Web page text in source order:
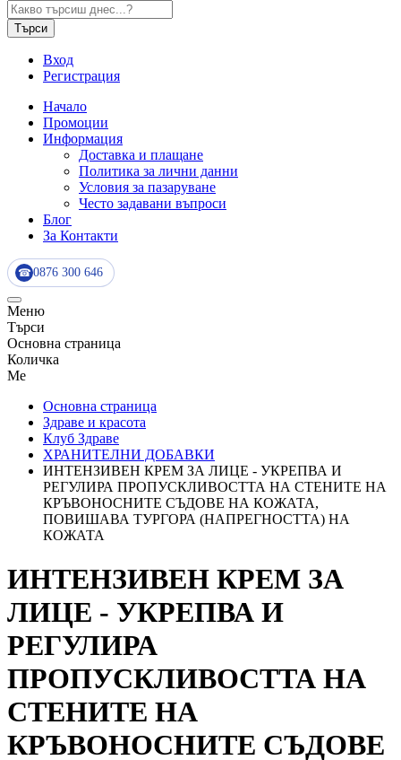
Търси
Вход
Регистрация
Начало
Промоции
Информация
Доставка и плащане
Политика за лични данни
Условия за пазаруване
Често задавани въпроси
Блог
За Контакти
☎ 0876 300 646
Меню
Търси
Основна страница
Количка
Me
Основна страница
Здраве и красота
Клуб Здраве
ХРАНИТЕЛНИ ДОБАВКИ
ИНТЕНЗИВЕН КРЕМ ЗА ЛИЦЕ - УКРЕПВА И
РЕГУЛИРА ПРОПУСКЛИВОСТТА НА СТЕНИТЕ НА
КРЪВОНОСНИТЕ СЪДОВЕ НА КОЖАТА,
ПОВИШАВА ТУРГОРА (НАПРЕГНОСТТА) НА
КОЖАТА
ИНТЕНЗИВЕН КРЕМ ЗА
ЛИЦЕ - УКРЕПВА И
РЕГУЛИРА
ПРОПУСКЛИВОСТТА НА
СТЕНИТЕ НА
КРЪВОНОСНИТЕ СЪДОВЕ